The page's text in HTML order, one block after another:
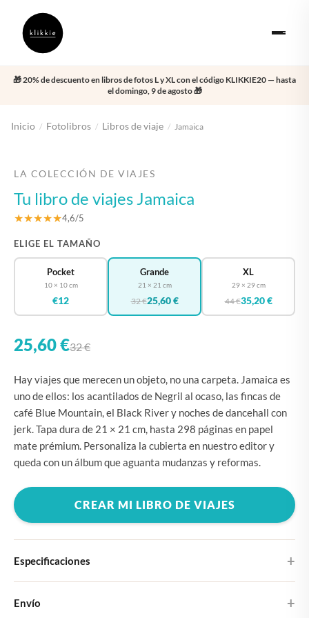
🎁 20% de descuento en libros de fotos L y XL con el código KLIKKIE20 — hasta
el domingo, 9 de agosto 🎁
Inicio / Fotolibros / Libros de viaje / Jamaica
LA COLECCIÓN DE VIAJES
Tu libro de viajes Jamaica
★★★★★4,6/5
ELIGE EL TAMAÑO
Pocket
10 × 10 cm
€12
Grande
21 × 21 cm
32 €25,60 €
XL
29 × 29 cm
44 €35,20 €
25,60 €32 €
Hay viajes que merecen un objeto, no una carpeta. Jamaica es
uno de ellos: los acantilados de Negril al ocaso, las fincas de
café Blue Mountain, el Black River y noches de dancehall con
jerk. Tapa dura de 21 × 21 cm, hasta 298 páginas en papel
mate prémium. Personaliza la cubierta en nuestro editor y
queda con un álbum que aguanta mudanzas y reformas.
CREAR MI LIBRO DE VIAJES
Especificaciones
Elige entre cuatro diseños de portada
Envío